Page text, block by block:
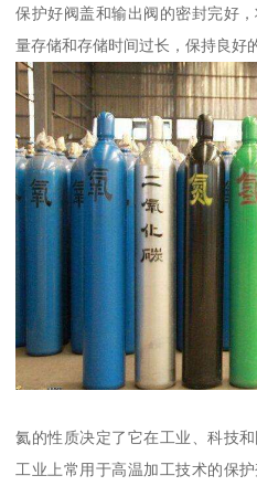
保护好阀盖和输出阀的密封完好
量存储和存储时间过长，保持良好
氦的性质决定了它在工业、科技
工业上常用于高温加工技术的保